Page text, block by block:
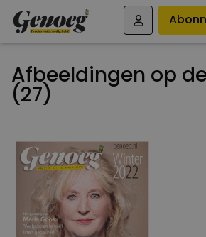
Afbeeldingen op
(27)